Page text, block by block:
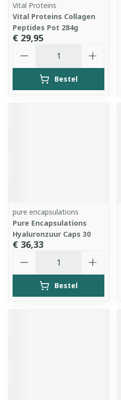
Vital Proteins
Vital Proteins Collagen
Peptides Pot 284g
€ 29,95
Bestel
pure encapsulations
Pure Encapsulations
Hyaluronzuur Caps 30
€ 36,33
Bestel